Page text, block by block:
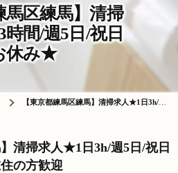
馬区練馬】清掃
間/週5日/祝日
休み★
【東京都練馬区練馬】清掃求人★1日3h/週5日/祝日お休み★下石神井在住の方歓迎
】清掃求人★1日3h/週5日/祝日
の方歓迎